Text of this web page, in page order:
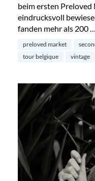
beim ersten
eindrucksvoll
fanden mehr als 200 …
preloved market
tour belgique
vintage